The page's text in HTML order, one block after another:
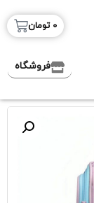
0 تومان
فروشگاه